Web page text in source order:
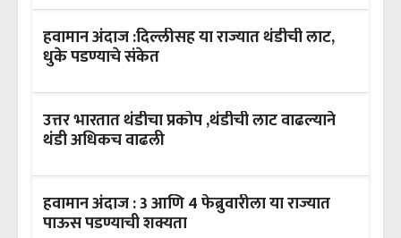
हवामान अंदाज :दिल्लीसह या राज्यात थंडीची लाट,
धुके पडण्याचे संकेत
उत्तर भारतात थंडीचा प्रकोप ,थंडीची लाट वाढल्याने
थंडी अधिकच वाढली
हवामान अंदाज : 3 आणि 4 फेब्रुवारीला या राज्यात
पाऊस पडण्याची शक्यता